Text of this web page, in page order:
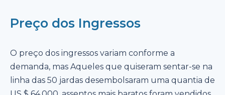
Preço dos Ingressos
O preço dos ingressos variam conforme a
demanda, mas Aqueles que quiseram sentar-se na
linha das 50 jardas desembolsaram uma quantia de